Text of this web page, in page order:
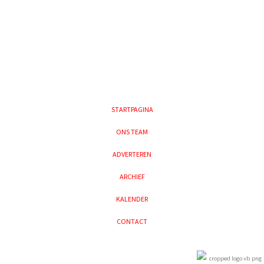
STARTPAGINA
ONS TEAM
ADVERTEREN
ARCHIEF
KALENDER
CONTACT